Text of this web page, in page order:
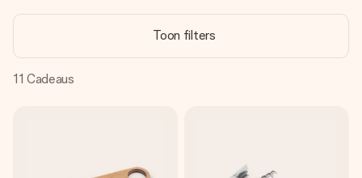
ons met een 4,7 op Google Reviews
Gratis wenskaartje
Toon filters
11 Cadeaus